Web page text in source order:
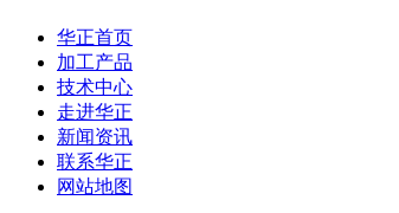
华正首页
加工产品
技术中心
走进华正
新闻资讯
联系华正
网站地图